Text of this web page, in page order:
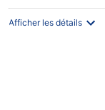
Afficher les détails